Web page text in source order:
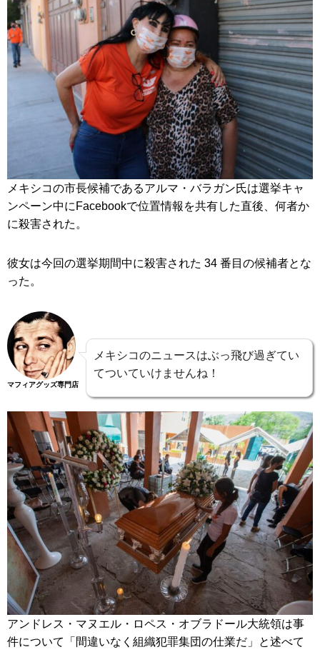
メキシコの市長候補であるアルマ・バラガン氏は選挙キャ
ンペーン中にFacebookで位置情報を共有した直後、何者か
に殺害された。
彼女は今回の選挙期間中に殺害された 34 番目の候補者とな
った。
マフィアグッズ専門店
メキシコのニュースはぶっ飛び過ぎてい
てついていけませんね！
アンドレス・マヌエル・ロペス・オブラドール大統領は事
件について「間違いなく組織犯罪集団の仕業だ」と述べて